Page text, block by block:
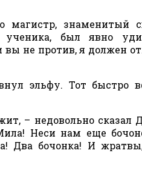
знаменитый
ученика, был явно
не против, я должен
эльфу. Тот быстро
– недовольно
Неси нам еще
Два бочонка! И